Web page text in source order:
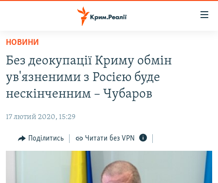
Перейти
основного
матеріалу
Перейти
до
основної
Перейти
до
ВОДА.КРИМ
ВІДЕО ТА ФОТО
БЛОГИ
ПОГЛЯД
НОВИНИ
Без деокупації Криму обмін
ув'язненими з Росією буде
нескінченним – Чубаров
17 лютий 2020, 15:29
Поділитись Читати без VPN